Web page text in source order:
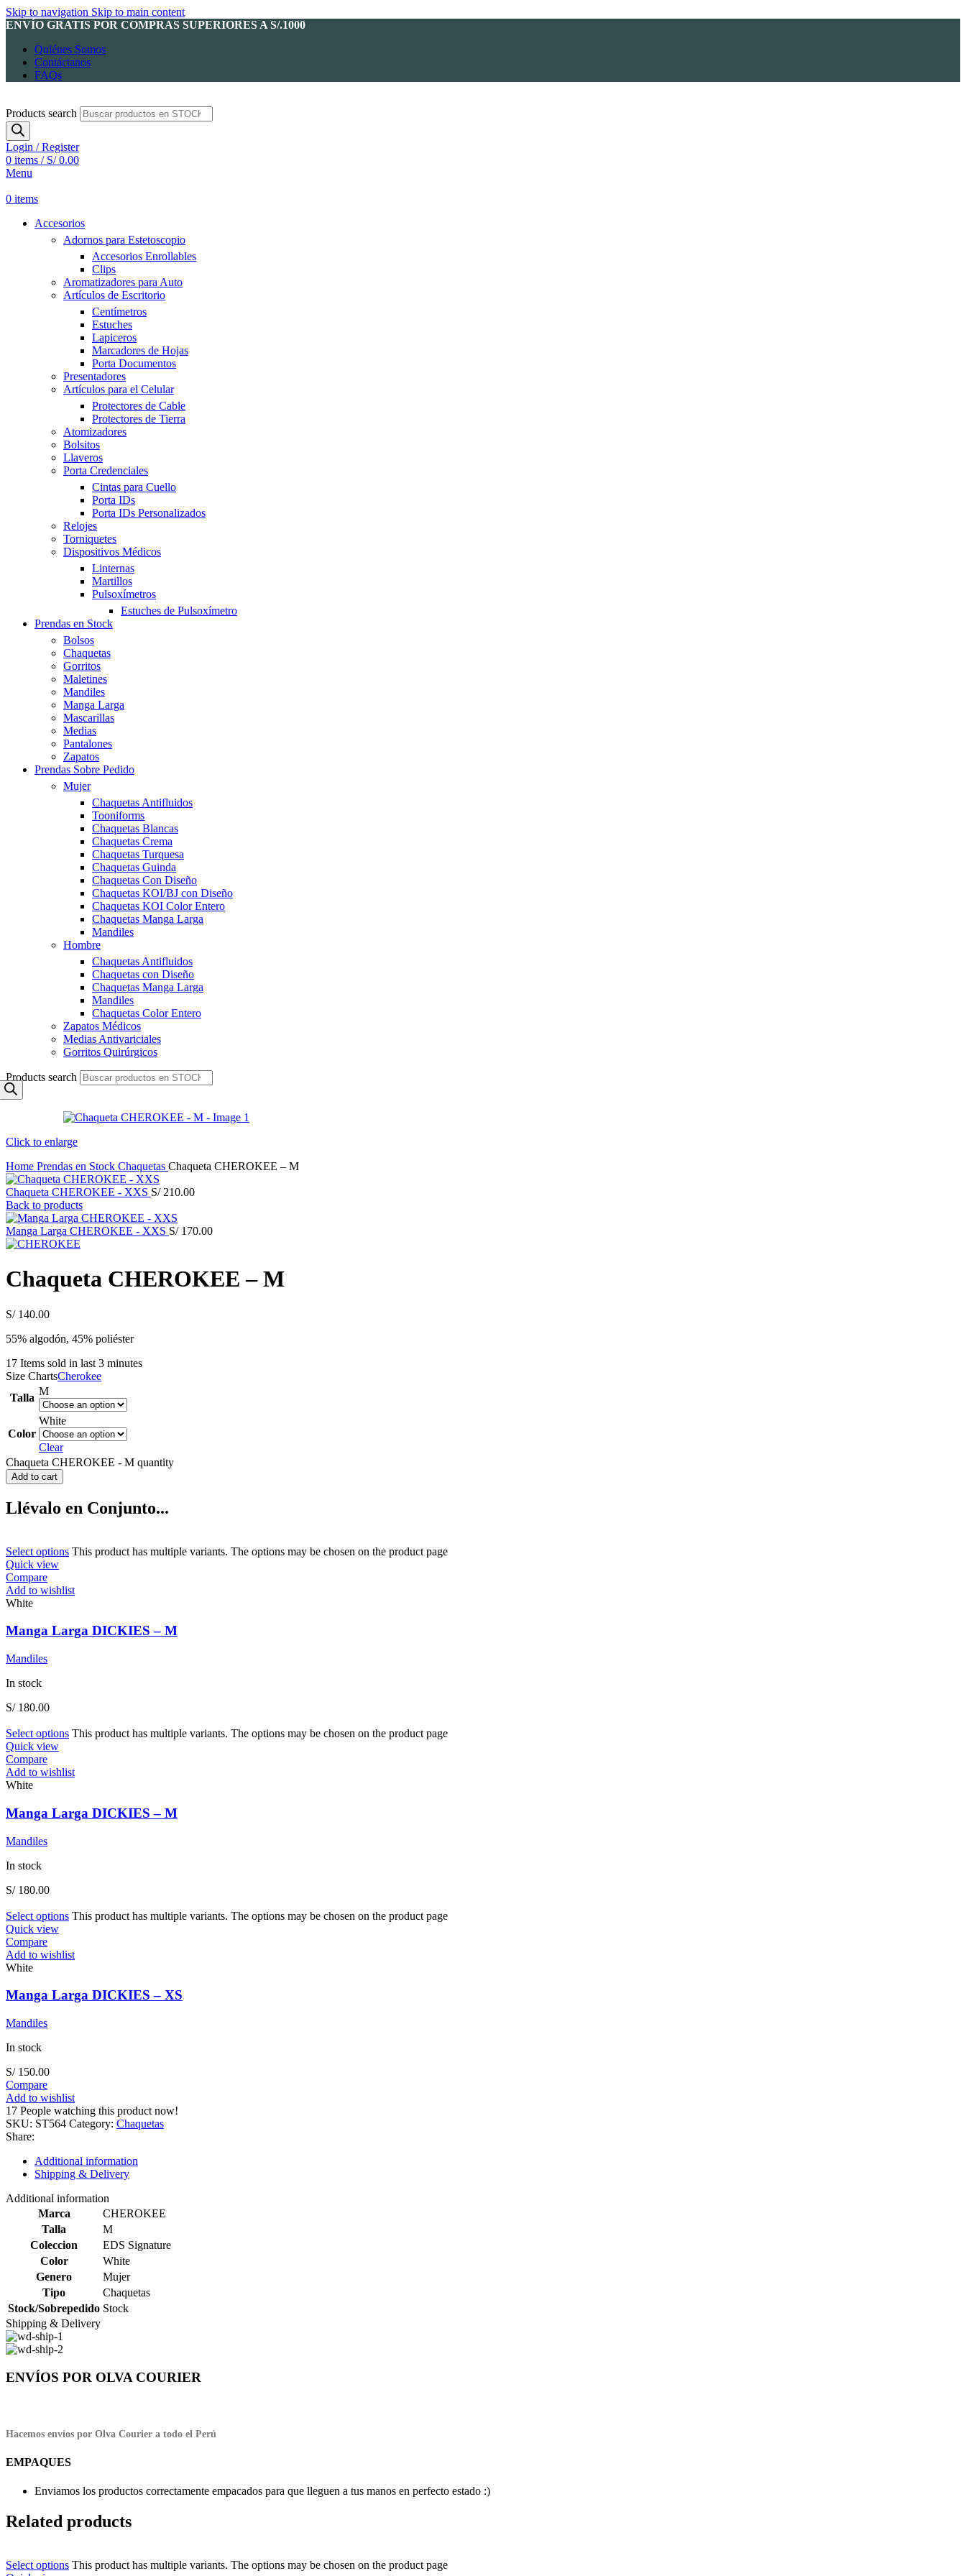
Skip to navigation Skip to main content
ENVÍO GRATIS POR COMPRAS SUPERIORES A S/.1000
Quiénes Somos
Contáctanos
FAQs
Products search
Login / Register
0 items / S/0.00
Menu
0 items
Accesorios
Adornos para Estetoscopio
Accesorios Enrollables
Clips
Aromatizadores para Auto
Artículos de Escritorio
Centímetros
Estuches
Lapiceros
Marcadores de Hojas
Porta Documentos
Presentadores
Artículos para el Celular
Protectores de Cable
Protectores de Tierra
Atomizadores
Bolsitos
Llaveros
Porta Credenciales
Cintas para Cuello
Porta IDs
Porta IDs Personalizados
Relojes
Torniquetes
Dispositivos Médicos
Linternas
Martillos
Pulsoxímetros
Estuches de Pulsoxímetro
Prendas en Stock
Bolsos
Chaquetas
Gorritos
Maletines
Mandiles
Manga Larga
Mascarillas
Medias
Pantalones
Zapatos
Prendas Sobre Pedido
Mujer
Chaquetas Antifluidos
Tooniforms
Chaquetas Blancas
Chaquetas Crema
Chaquetas Turquesa
Chaquetas Guinda
Chaquetas Con Diseño
Chaquetas KOI/BJ con Diseño
Chaquetas KOI Color Entero
Chaquetas Manga Larga
Mandiles
Hombre
Chaquetas Antifluidos
Chaquetas con Diseño
Chaquetas Manga Larga
Mandiles
Chaquetas Color Entero
Zapatos Médicos
Medias Antivariciales
Gorritos Quirúrgicos
Products search
Click to enlarge
Home Prendas en Stock Chaquetas Chaqueta CHEROKEE – M
Chaqueta CHEROKEE - XXS S/210.00
Back to products
Manga Larga CHEROKEE - XXS S/170.00
Chaqueta CHEROKEE – M
S/140.00
55% algodón, 45% poliéster
17 Items sold in last 3 minutes
Size ChartsCherokee
Talla
M
Color
White
Clear
Chaqueta CHEROKEE - M quantity
Add to cart
Llévalo en Conjunto...
Select options This product has multiple variants. The options may be chosen on the product page
Quick view
Compare
Add to wishlist
White
Manga Larga DICKIES – M
Mandiles
In stock
S/180.00
Select options This product has multiple variants. The options may be chosen on the product page
Quick view
Compare
Add to wishlist
White
Manga Larga DICKIES – M
Mandiles
In stock
S/180.00
Select options This product has multiple variants. The options may be chosen on the product page
Quick view
Compare
Add to wishlist
White
Manga Larga DICKIES – XS
Mandiles
In stock
S/150.00
Compare
Add to wishlist
17 People watching this product now!
SKU: ST564 Category: Chaquetas
Share:
Additional information
Shipping & Delivery
Additional information
Marca
CHEROKEE
Talla
M
Coleccion
EDS Signature
Color
White
Genero
Mujer
Tipo
Chaquetas
Stock/Sobrepedido Stock
Shipping & Delivery
ENVÍOS POR OLVA COURIER
Hacemos envíos por Olva Courier a todo el Perú
EMPAQUES
Enviamos los productos correctamente empacados para que lleguen a tus manos en perfecto estado :)
Related products
Select options This product has multiple variants. The options may be chosen on the product page